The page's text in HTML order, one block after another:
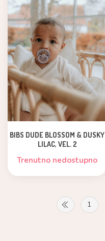
BIBS DUDE BLOSSOM & DUSKY
LILAC, VEL. 2
Trenutno nedostupno
1